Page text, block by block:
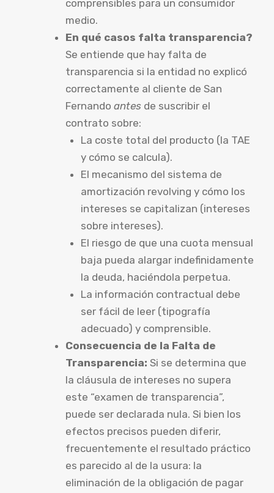
comprensibles para un consumidor
medio.
En qué casos falta transparencia?
Se entiende que hay falta de
transparencia si la entidad no explicó
correctamente al cliente de San
Fernando antes de suscribir el
contrato sobre:
La coste total del producto (la TAE
y cómo se calcula).
El mecanismo del sistema de
amortización revolving y cómo los
intereses se capitalizan (intereses
sobre intereses).
El riesgo de que una cuota mensual
baja pueda alargar indefinidamente
la deuda, haciéndola perpetua.
La información contractual debe
ser fácil de leer (tipografía
adecuado) y comprensible.
Consecuencia de la Falta de
Transparencia: Si se determina que
la cláusula de intereses no supera
este “examen de transparencia”,
puede ser declarada nula. Si bien los
efectos precisos pueden diferir,
frecuentemente el resultado práctico
es parecido al de la usura: la
eliminación de la obligación de pagar